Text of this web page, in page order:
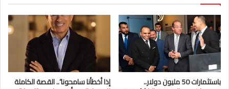
باستثمارات 50 مليون دولار.. إذا أخطأنا سامحونا”.. القصة الكاملة